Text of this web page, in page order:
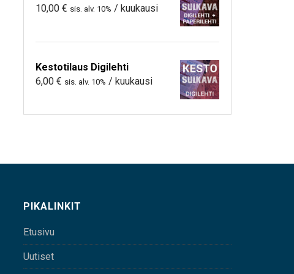
10,00 € sis. alv. 10% / kuukausi
Kestotilaus Digilehti
6,00 € sis. alv. 10% / kuukausi
PIKALINKIT
Etusivu
Uutiset